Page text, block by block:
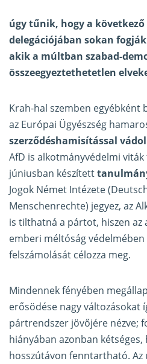
úgy tűnik, hogy a
delegációjában sokan
akik a múltban szabad-
összeegyeztethetetlen
Krah-hal szemben
az Európai Ügyészség
szerződéshamisítással
AfD is alkotmányvédelmi viták
júniusban készített
Jogok Német Intézete
Menschenrechte) jegyez, az
is tilthatná a pártot, hiszen az
emberi méltóság
felszámolását célozza meg.
Mindennek fényében
erősödése nagy változásokat
pártrendszer jövőjére nézve;
hiányában azonban kétséges,
hosszútávon fenntartható. Az